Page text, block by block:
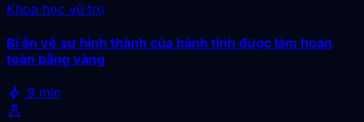
Khoa học vũ trụ
Bí ẩn về sự hình thành của hành tinh được làm hoàn
toàn bằng vàng
bolt 9 min
science